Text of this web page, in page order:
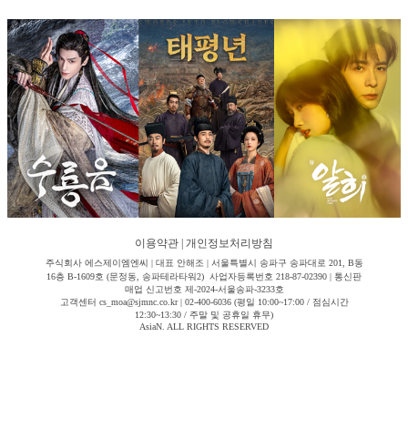
이용약관 개인정보처리방침
주식회사 에스제이엠엔씨 | 대표 안해조 | 서울특별시 송파구 송파대로 201, B동
16층 B-1609호 (문정동, 송파테라타워2) 사업자등록번호 218-87-02390 | 통신판
매업 신고번호 제-2024-서울송파-3233호
고객센터 cs_moa@sjmnc.co.kr | 02-400-6036 (평일 10:00~17:00 / 점심시간
12:30~13:30 / 주말 및 공휴일 휴무)
AsiaN. ALL RIGHTS RESERVED